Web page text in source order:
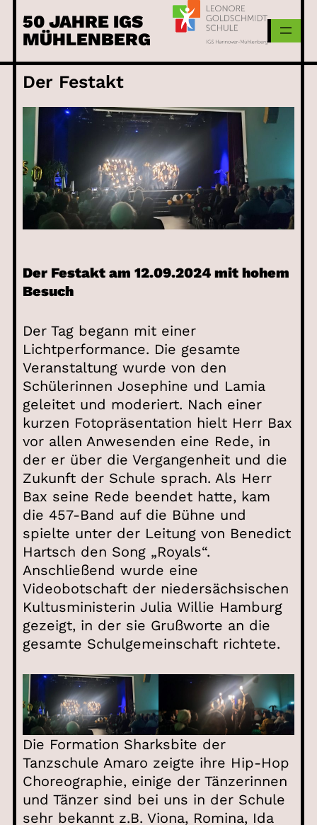
50 JAHRE IGS
MÜHLENBERG
Der Festakt
Der Festakt am 12.09.2024 mit hohem
Besuch
Der Tag begann mit einer
Lichtperformance. Die gesamte
Veranstaltung wurde von den
Schülerinnen Josephine und Lamia
geleitet und moderiert. Nach einer
kurzen Fotopräsentation hielt Herr Bax
vor allen Anwesenden eine Rede, in
der er über die Vergangenheit und die
Zukunft der Schule sprach. Als Herr
Bax seine Rede beendet hatte, kam
die 457-Band auf die Bühne und
spielte unter der Leitung von Benedict
Hartsch den Song „Royals“.
Anschließend wurde eine
Videobotschaft der niedersächsischen
Kultusministerin Julia Willie Hamburg
gezeigt, in der sie Grußworte an die
gesamte Schulgemeinschaft richtete.
Die Formation Sharksbite der
Tanzschule Amaro zeigte ihre Hip-Hop
Choreographie, einige der Tänzerinnen
und Tänzer sind bei uns in der Schule
sehr bekannt z.B. Viona, Romina, Ida